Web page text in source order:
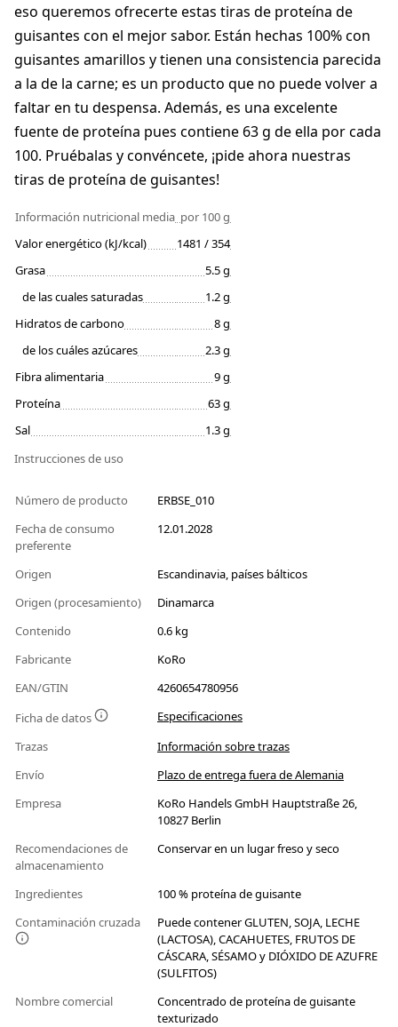
eso queremos ofrecerte estas tiras de proteína de
guisantes con el mejor sabor. Están hechas 100% con
guisantes amarillos y tienen una consistencia parecida
a la de la carne; es un producto que no puede volver a
faltar en tu despensa. Además, es una excelente
fuente de proteína pues contiene 63 g de ella por cada
100. Pruébalas y convéncete, ¡pide ahora nuestras
tiras de proteína de guisantes!
Información nutricional media por 100 g
Valor energético (kJ/kcal)
1481 / 354
Grasa
5.5 g
de las cuales saturadas
1.2 g
Hidratos de carbono
8 g
de los cuáles azúcares
2.3 g
Fibra alimentaria
9 g
Proteína
63 g
Sal
1.3 g
Instrucciones de uso
Número de producto
ERBSE_010
Fecha de consumo
preferente
12.01.2028
Origen
Escandinavia, países bálticos
Origen (procesamiento)
Dinamarca
Contenido
0.6 kg
Fabricante
KoRo
EAN/GTIN
4260654780956
Ficha de datos
Especificaciones
Trazas
Información sobre trazas
Envío
Plazo de entrega fuera de Alemania
Empresa
KoRo Handels GmbH Hauptstraße 26,
10827 Berlin
Recomendaciones de
almacenamiento
Conservar en un lugar freso y seco
Ingredientes
100 % proteína de guisante
Contaminación cruzada
Puede contener GLUTEN, SOJA, LECHE
(LACTOSA), CACAHUETES, FRUTOS DE
CÁSCARA, SÉSAMO y DIÓXIDO DE AZUFRE
(SULFITOS)
Nombre comercial
Concentrado de proteína de guisante
texturizado